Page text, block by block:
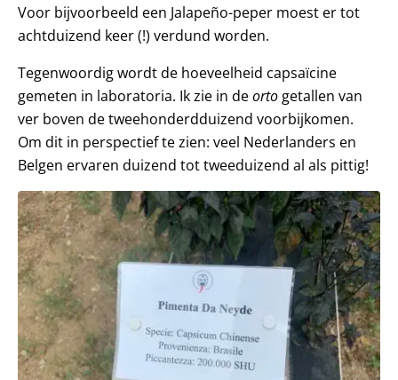
Voor bijvoorbeeld een Jalapeño-peper moest er tot
achtduizend keer (!) verdund worden.
Tegenwoordig wordt de hoeveelheid capsaïcine
gemeten in laboratoria. Ik zie in deorto getallen van
ver boven de tweehonderdduizend voorbijkomen.
Om dit in perspectief te zien: veel Nederlanders en
Belgen ervaren duizend tot tweeduizend al als pittig!